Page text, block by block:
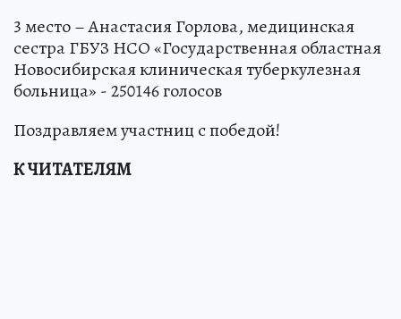
3 место – Анастасия Горлова, медицинская
сестра ГБУЗ НСО «Государственная областная
Новосибирская клиническая туберкулезная
больница» - 250146 голосов
Поздравляем участниц с победой!
К ЧИТАТЕЛЯМ